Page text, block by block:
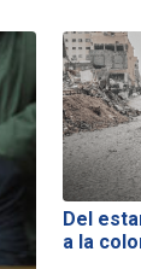
Del
a la